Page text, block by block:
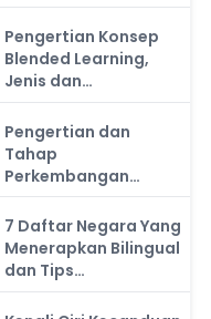
Pengertian Konsep
Blended Learning,
Jenis dan
Manfaatnya, Anda
Harus Tahu!
Pengertian dan
Tahap
Perkembangan
Kemampuan Kognitif
Anak, Bunda Wajib
Tahu!
7 Daftar Negara Yang
Menerapkan Bilingual
dan Tips
Mengajarkan Pada